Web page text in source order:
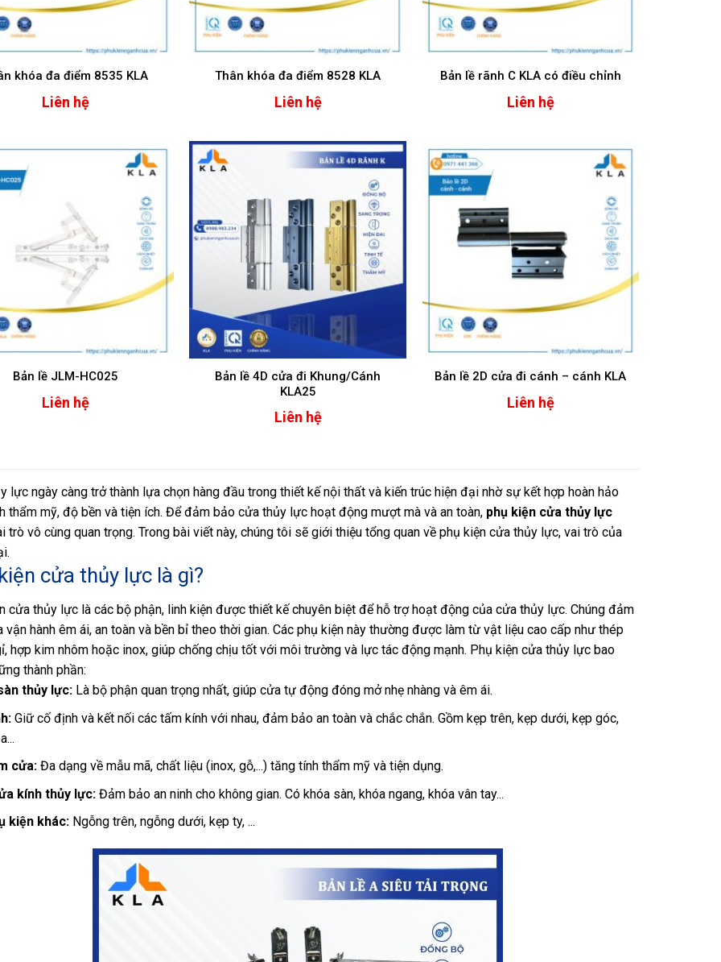
khóa đa điểm 8535 KLA
Liên hệ
Thân khóa đa điểm 8528 KLA
Liên hệ
Bản lề rãnh C KLA có điều chỉnh
Liên hệ
Bản lề JLM-HC025
Liên hệ
Bản lề 4D cửa đi Khung/Cánh
KLA25
Liên hệ
Bản lề 2D cửa đi cánh – cánh KLA
Liên hệ
lực ngày càng trở thành lựa chọn hàng đầu trong thiết kế nội thất và kiến trúc hiện đại nhờ sự kết hợp hoàn hảo
thẩm mỹ, độ bền và tiện ích. Để đảm bảo cửa thủy lực hoạt động mượt mà và an toàn, phụ kiện cửa thủy lực
trò vô cùng quan trọng. Trong bài viết này, chúng tôi sẽ giới thiệu tổng quan về phụ kiện cửa thủy lực, vai trò của
cửa thủy lực là gì?
cửa thủy lực là các bộ phận, linh kiện được thiết kế chuyên biệt để hỗ trợ hoạt động của cửa thủy lực. Chúng đảm
vận hành êm ái, an toàn và bền bỉ theo thời gian. Các phụ kiện này thường được làm từ vật liệu cao cấp như thép
hợp kim nhôm hoặc inox, giúp chống chịu tốt với môi trường và lực tác động mạnh. Phụ kiện cửa thủy lực bao
thành phần:
thủy lực:Là bộ phận quan trọng nhất, giúp cửa tự động đóng mở nhẹ nhàng và êm ái.
Giữ cố định và kết nối các tấm kính với nhau, đảm bảo an toàn và chắc chắn. Gồm kẹp trên, kẹp dưới, kẹp góc,
cửa:Đa dạng về mẫu mã, chất liệu (inox, gỗ,...) tăng tính thẩm mỹ và tiện dụng.
kính thủy lực:Đảm bảo an ninh cho không gian. Có khóa sàn, khóa ngang, khóa vân tay...
kiện khác:Ngỗng trên, ngỗng dưới, kẹp ty, ...